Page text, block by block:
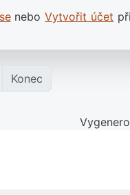
neboVytvořit účet
Konec